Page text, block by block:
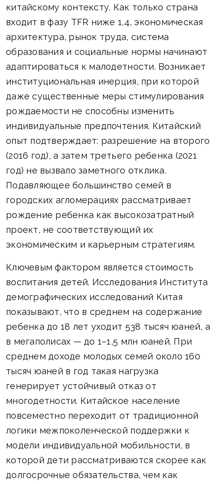
китайскому контексту. Как только страна
входит в фазу TFR ниже 1,4, экономическая
архитектура, рынок труда, система
образования и социальные нормы начинают
адаптироваться к малодетности. Возникает
институциональная инерция, при которой
даже существенные меры стимулирования
рождаемости не способны изменить
индивидуальные предпочтения. Китайский
опыт подтверждает: разрешение на второго
(2016 год), а затем третьего ребенка (2021
год) не вызвало заметного отклика.
Подавляющее большинство семей в
городских агломерациях рассматривает
рождение ребенка как высокозатратный
проект, не соответствующий их
экономическим и карьерным стратегиям.
Ключевым фактором является стоимость
воспитания детей. Исследования Института
демографических исследований Китая
показывают, что в среднем на содержание
ребенка до 18 лет уходит 538 тысяч юаней, а
в мегаполисах — до 1–1,5 млн юаней. При
среднем доходе молодых семей около 160
тысяч юаней в год такая нагрузка
генерирует устойчивый отказ от
многодетности. Китайское население
повсеместно переходит от традиционной
логики межпоколенческой поддержки к
модели индивидуальной мобильности, в
которой дети рассматриваются скорее как
долгосрочные обязательства, чем как